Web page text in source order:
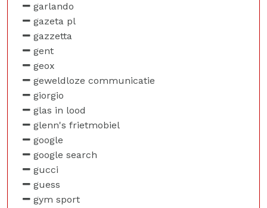
garlando
gazeta pl
gazzetta
gent
geox
geweldloze communicatie
giorgio
glas in lood
glenn's frietmobiel
google
google search
gucci
guess
gym sport